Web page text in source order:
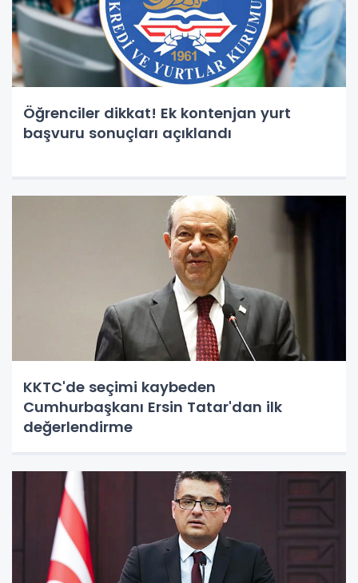
Öğrenciler dikkat! Ek kontenjan yurt
başvuru sonuçları açıklandı
KKTC'de seçimi kaybeden
Cumhurbaşkanı Ersin Tatar'dan ilk
değerlendirme